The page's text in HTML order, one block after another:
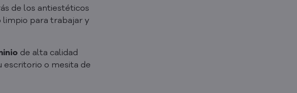
de los antiestéticos
limpio para trabajar y
de alta calidad
o mesita de